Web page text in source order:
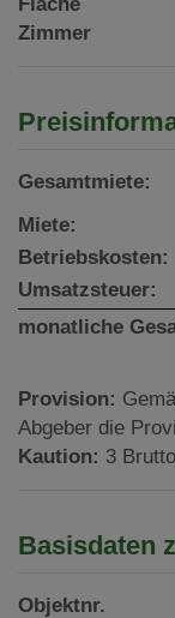
Zimmer
Gesamtmiete:
Miete:
Betriebskosten:
Umsatzsteuer:
monatliche
Provision:
Abgeber die
Kaution: 3
Basisdaten
Objektnr.